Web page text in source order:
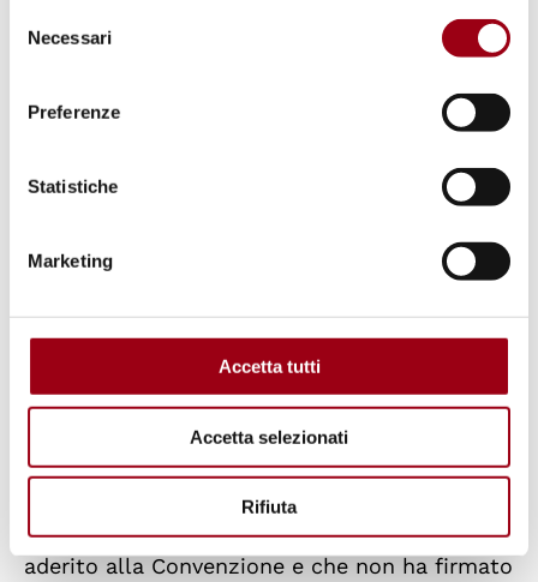
delNecessari
Preferenze
Statistiche
Marketing
Accetta tutti
Accetta selezionati
Rifiuta
nella sede dell’Organizzazione delle Nazioni
Unite a New York a partire dal 30 marzo 2007.
Il presente Protocollo sarà soggetto alla
ratifica da parte dagli Stati firmatari di questo
Protocollo che abbiano ratificato o aderito
alla Convenzione. Sarà soggetto alla conferma
formale da parte delle Organizzazioni
aperto all’adesione da parte di qualsiasi Stato
o Organizzazione regionale di integrazione
che ha ratificato, formalmente confermato o
aderito alla Convenzione e che non ha firmato